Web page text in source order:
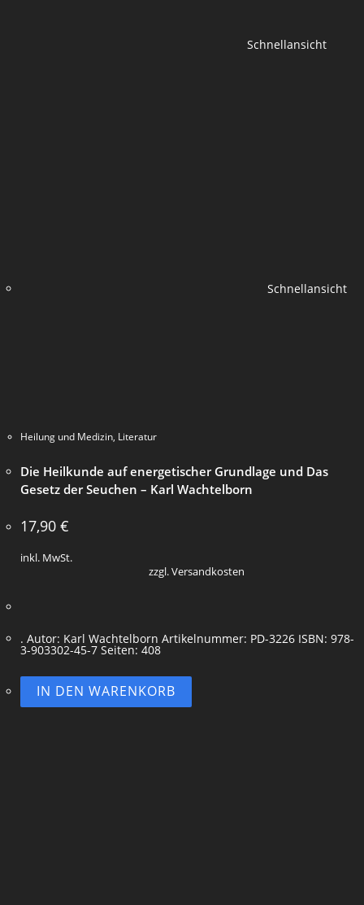
Schnellansicht
Schnellansicht
Heilung und Medizin, Literatur
Die Heilkunde auf energetischer Grundlage und Das
Gesetz der Seuchen – Karl Wachtelborn
17,90 €
inkl. MwSt.
zzgl. Versandkosten
. Autor: Karl Wachtelborn Artikelnummer: PD-3226 ISBN: 978-
3-903302-45-7 Seiten: 408
IN DEN WARENKORB